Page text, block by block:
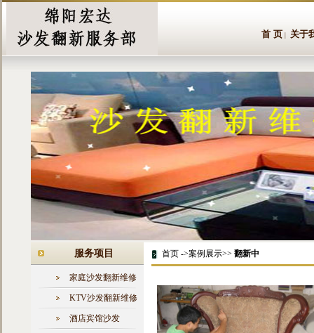
首 页 关于
服务项目
家庭沙发翻新维修
KTV沙发翻新维修
酒店宾馆沙发
首页 ->案例展示>> 翻新中